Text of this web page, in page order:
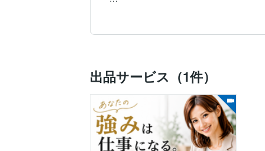
⸻
現在も現役でサロンを経営しながら、
・0→1起業コンサル
・商品設計・サービス設計
・心理カウンセリング
・カウンセラー育成スクール
・サロンスクール
出品サービス（1件）